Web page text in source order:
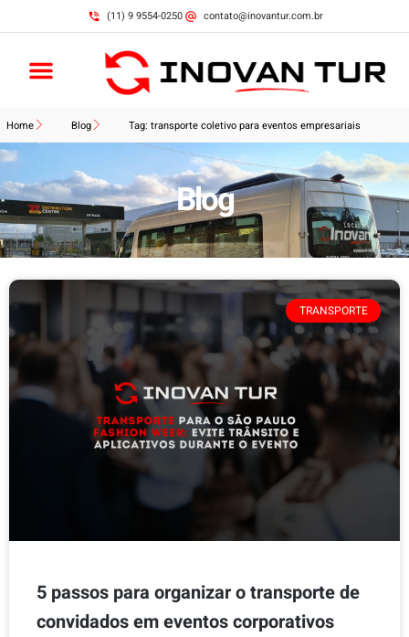
(11) 9 9554-0250 contato@inovantur.com.br
Home Blog Tag: transporte coletivo para eventos empresariais
Blog
TRANSPORTE
5 passos para organizar o transporte de
convidados em eventos corporativos